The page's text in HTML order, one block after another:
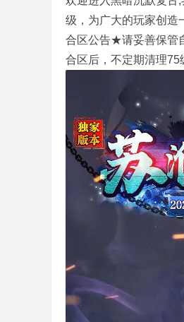
级，为广大的玩家创造
合区公告★请妥善保管
合区后，不定期清理